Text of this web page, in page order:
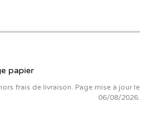
papier
frais de livraison. Page mise à jour le
06/08/2026.